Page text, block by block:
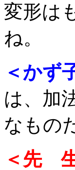
変形は
ね。
＜かず
は、加
なもの
＜先